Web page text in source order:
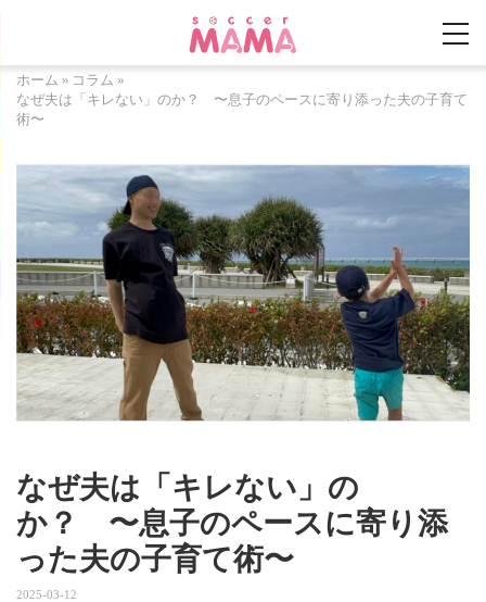
ホーム » コラム »
なぜ夫は「キレない」のか？ 〜息子のペースに寄り添った夫の子育て
術〜
なぜ夫は「キレない」の
か？ 〜息子のペースに寄り添
った夫の子育て術〜
2025-03-12